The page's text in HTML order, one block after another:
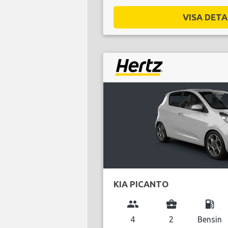
VISA
KIA PICANTO
group
4
business_center
2
local_gas_station
Bensin